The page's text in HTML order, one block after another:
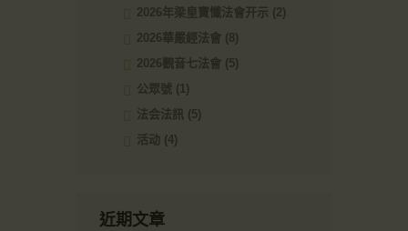
2026年梁皇寶懺法會开示 (2)
2026華嚴經法會 (8)
2026觀音七法會 (5)
公眾號 (1)
法会法訊 (5)
活动 (4)
近期文章